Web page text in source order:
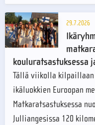
29.7.2026
kouluratsastuksessa
Tällä viikolla
ikäluokkien Euroopan
Matkaratsastuksessa
Julliangesissa 120